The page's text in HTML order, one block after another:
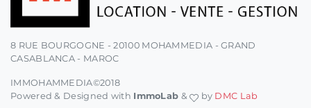
8 RUE BOURGOGNE - 20100 MOHAMMEDIA - GRAND
CASABLANCA - MAROC
IMMOHAMMEDIA©2018
Powered & Designed with ImmoLab & by DMC Lab